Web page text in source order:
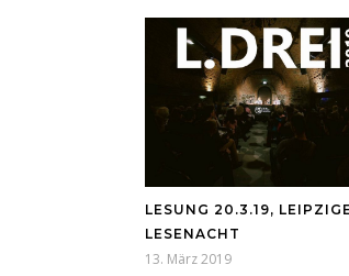
LESUNG 20.3.19,
LESENACHT
13. März 2019